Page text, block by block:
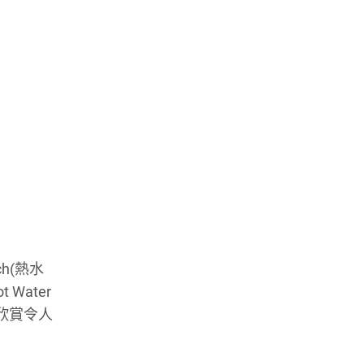
熱水
Water
賞令人